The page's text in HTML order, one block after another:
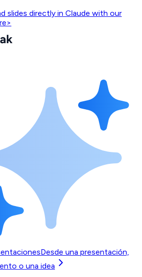
slides directly in Claude with our
>
Desde una presentación,
o una idea